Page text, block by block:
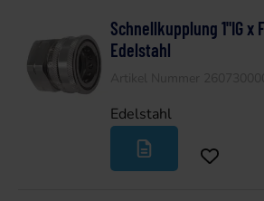
Schnellkupplung 1"IG x
Edelstahl
Edelstahl